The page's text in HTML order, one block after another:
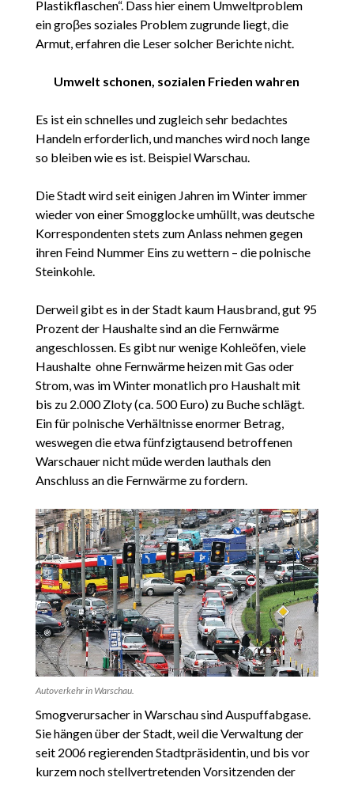
Plastikflaschen“. Dass hier einem Umweltproblem
ein groβes soziales Problem zugrunde liegt, die
Armut, erfahren die Leser solcher Berichte nicht.
Umwelt schonen, sozialen Frieden wahren
Es ist ein schnelles und zugleich sehr bedachtes
Handeln erforderlich, und manches wird noch lange
so bleiben wie es ist. Beispiel Warschau.
Die Stadt wird seit einigen Jahren im Winter immer
wieder von einer Smogglocke umhüllt, was deutsche
Korrespondenten stets zum Anlass nehmen gegen
ihren Feind Nummer Eins zu wettern – die polnische
Steinkohle.
Derweil gibt es in der Stadt kaum Hausbrand, gut 95
Prozent der Haushalte sind an die Fernwärme
angeschlossen. Es gibt nur wenige Kohleöfen, viele
Haushalte ohne Fernwärme heizen mit Gas oder
Strom, was im Winter monatlich pro Haushalt mit
bis zu 2.000 Zloty (ca. 500 Euro) zu Buche schlägt.
Ein für polnische Verhältnisse enormer Betrag,
weswegen die etwa fünfzigtausend betroffenen
Warschauer nicht müde werden lauthals den
Anschluss an die Fernwärme zu fordern.
Autoverkehr in Warschau.
Smogverursacher in Warschau sind Auspuffabgase.
Sie hängen über der Stadt, weil die Verwaltung der
seit 2006 regierenden Stadtpräsidentin, und bis vor
kurzem noch stellvertretenden Vorsitzenden der